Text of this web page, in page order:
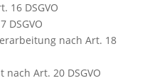
16 DSGVO
DSGVO
nach Art. 18
Art. 20 DSGVO